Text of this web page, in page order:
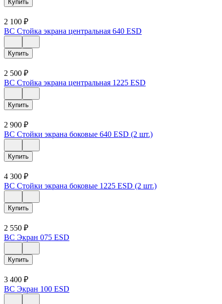
Купить
2 100 ₽
ВС Стойка экрана центральная 640 ESD
Купить
2 500 ₽
ВС Стойка экрана центральная 1225 ESD
Купить
2 900 ₽
ВС Стойки экрана боковые 640 ESD (2 шт.)
Купить
4 300 ₽
ВС Стойки экрана боковые 1225 ESD (2 шт.)
Купить
2 550 ₽
ВС Экран 075 ESD
Купить
3 400 ₽
ВС Экран 100 ESD